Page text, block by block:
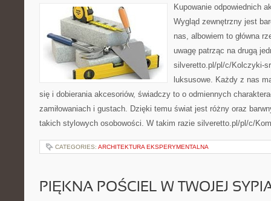
Kupowanie odpowiednich
Wygląd zewnętrzny jest
nas, albowiem to główna
uwagę patrząc na drugą
silveretto.pl/pl/c/Kolczyki-
luksusowe. Każdy z nas
się i dobierania akcesoriów, świadczy to o odmiennych
zamiłowaniach i gustach. Dzięki temu świat jest różny oraz
takich stylowych osobowości. W takim razie silveretto.pl/pl/c/
CATEGORIES: ARCHITEKTURA EKSPERYMENTALNA
PIĘKNA POŚCIEL W TWOJEJ